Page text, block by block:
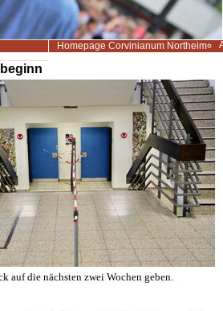
Homepage Corvinianum Northeim
auf die nächsten zwei Wochen geben.